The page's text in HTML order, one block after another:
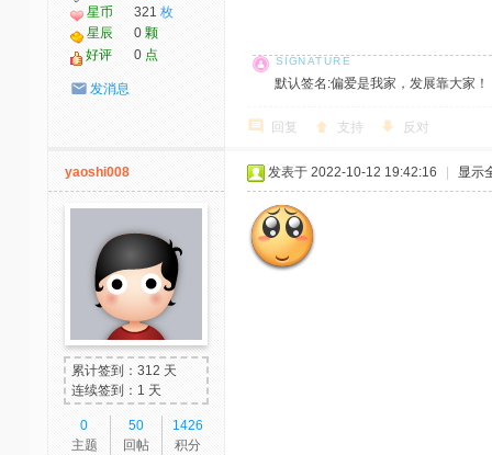
星币
321 枚
星辰
0 颗
好评
0 点
发消息 默认签名:偏爱是我家，发展靠大家
回复 支持 反对
yaoshi008
累计签到：312 天
连续签到：1 天
0
主题
50
回帖
1426
积分
发表于 2022-10-12 19:42:16 显示